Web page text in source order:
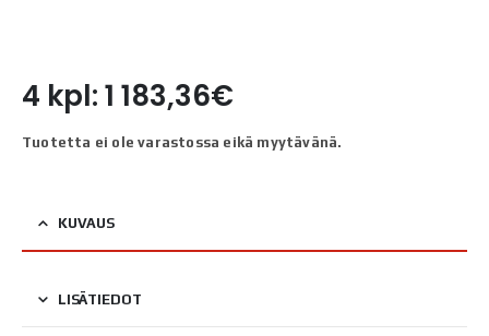
4 kpl: 1 183,36€
Tuotetta ei ole varastossa eikä myytävänä.
KUVAUS
LISÄTIEDOT